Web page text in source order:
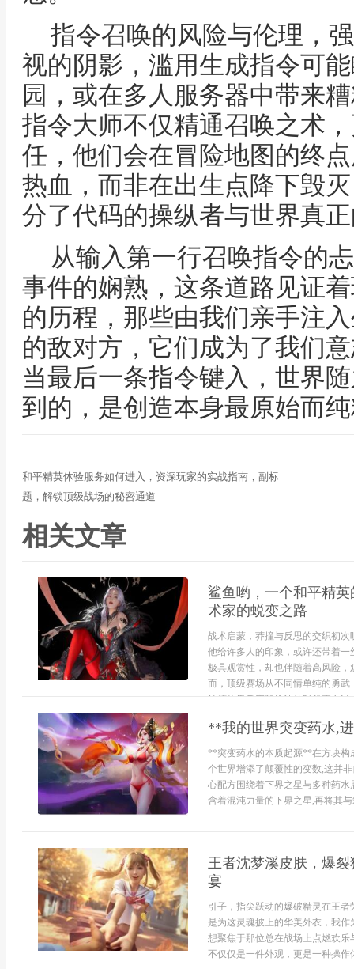
指令召唤的风险与伦理，
视的阴影，滥用生成指令可
园，或在多人服务器中带来
指令大师不仅精通召唤之术
任，他们会在冒险地图的终
热血，而非在出生点降下毁
分了代码的操纵者与世界真
从输入第一行召唤指令的
事件的娴熟，这条道路见证
的历程，那些由我们亲手注
的敌对方，它们成为了我们
当最后一条指令键入，世界
到的，是创造本身最原始而
和平精英体验服务如何进入，资深玩家的实战指南，副标
题，解锁顶级战场的秘密通道
相关文章
鲨鱼哟，一个和平精
术家的蜕变之路
战术启蒙，莽撞与反思的交织初
他给许多人的印象，或许还带着
极具观赏性，却也伴随着高风险
而，顶级赛场从不同情单纯的勇
纯粹依靠反应和枪法的时代正在过
**我的世界突变药水,
**突变药水的本质起源**在方块构
个世界增添了颠覆性的变数,这并
心配方围绕着下界之星与多种药
含着混沌力量的下界之星,再将其
王者沈梦溪皮肤，爆
宴
引子，指尖跃动的爆破精灵在王
是为这灵魂披上的华美外衣，我
想聚焦于那位总在战场上点燃欢
不仅仅是一件外观，更是一种操